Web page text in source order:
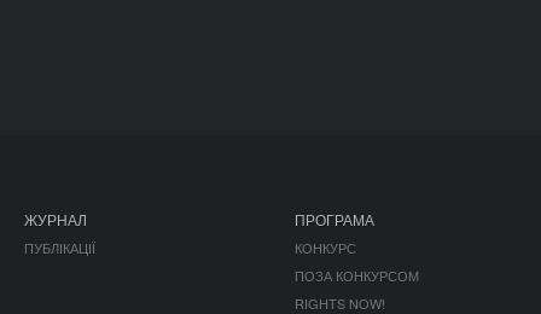
ЖУРНАЛ
ПУБЛІКАЦІЇ
ПРОГРАМА
КОНКУРС
ПОЗА КОНКУРСОМ
RIGHTS NOW!